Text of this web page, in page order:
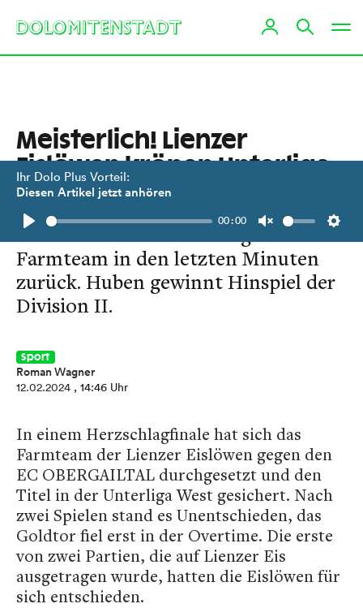
Ihr Dolo Plus Vorteil:
Diesen Artikel jetzt anhören
Play
00:00
Unmute
Meisterlich! Lienzer
Eislöwen krönen Unterliga-
Saison
Nach 6:1-Rückstand schlug das
Farmteam in den letzten Minuten
zurück. Huben gewinnt Hinspiel der
Division II.
Sport
Roman Wagner
12.02.2024 , 14:46 Uhr
In einem Herzschlagfinale hat sich das
Farmteam der Lienzer Eislöwen gegen den
EC OBERGAILTAL durchgesetzt und den
Titel in der Unterliga West gesichert. Nach
zwei Spielen stand es Unentschieden, das
Goldtor fiel erst in der Overtime. Die erste
von zwei Partien, die auf Lienzer Eis
ausgetragen wurde, hatten die Eislöwen für
sich entschieden.